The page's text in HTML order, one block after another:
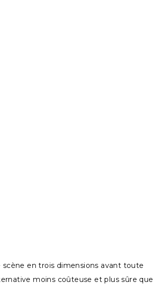
en trois dimensions avant toute
moins coûteuse et plus sûre que